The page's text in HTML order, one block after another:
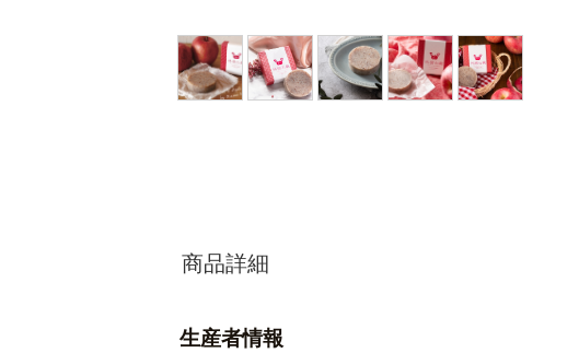
商品詳細
生産者情報